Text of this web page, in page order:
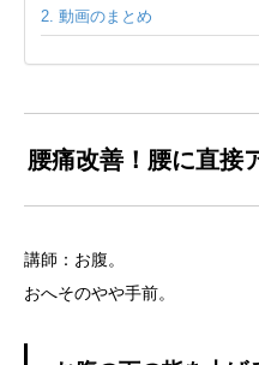
動画のまとめ
腰痛改善！腰に直接
講師：お腹。
おへそのやや手前。